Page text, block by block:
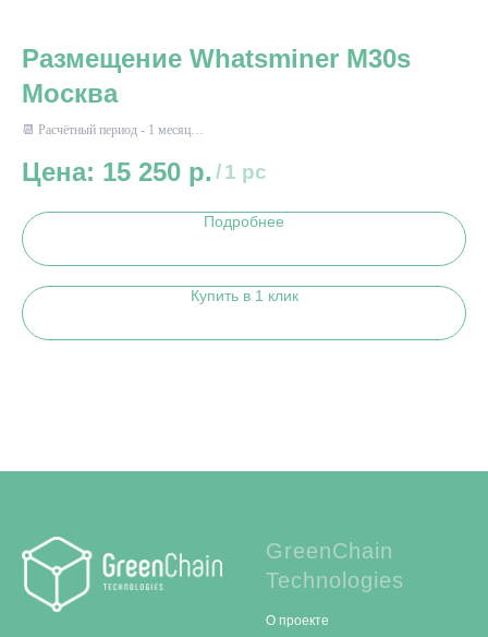
Размещение Whatsminer M30s
Москва
📆 Расчётный период - 1 месяц
15 250 р. /1 pc
Подробнее
Купить в 1 клик
GreenChain
Technologies
О проекте